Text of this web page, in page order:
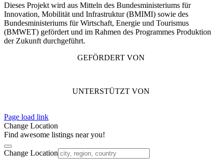
Dieses Projekt wird aus Mitteln des Bundesministeriums für
Innovation, Mobilität und Infrastruktur (BMIMI) sowie des
Bundesministeriums für Wirtschaft, Energie und Tourismus
(BMWET) gefördert und im Rahmen des Programmes Produktion
der Zukunft durchgeführt.
GEFÖRDERT VON
UNTERSTÜTZT VON
Page load link
Change Location
Find awesome listings near you!
Change Location